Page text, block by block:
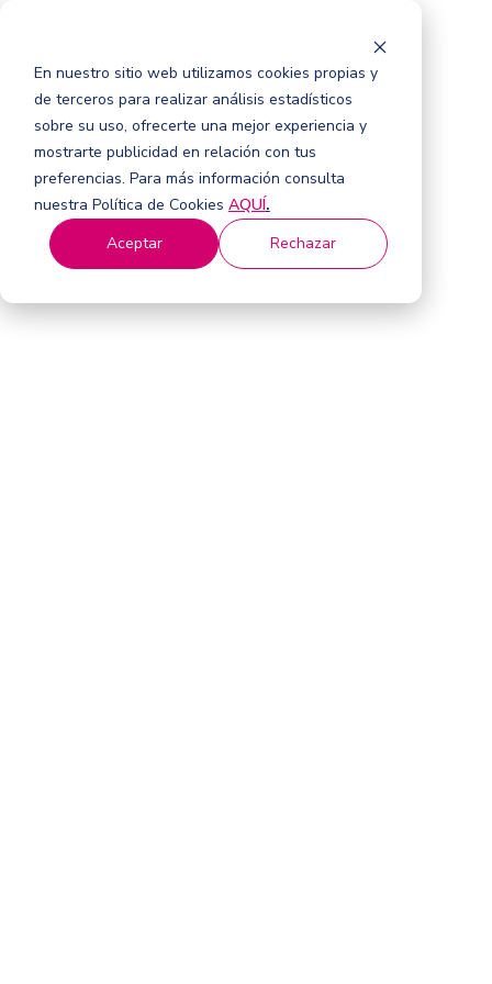
En nuestro sitio web utilizamos cookies propias y
de terceros para realizar análisis estadísticos
sobre su uso, ofrecerte una mejor experiencia y
mostrarte publicidad en relación con tus
preferencias. Para más información consulta
nuestra Política de Cookies AQUÍ.
Aceptar
Rechazar